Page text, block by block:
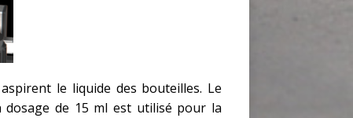
le liquide des bouteilles. Le
dosage de 15 ml est utilisé pour la